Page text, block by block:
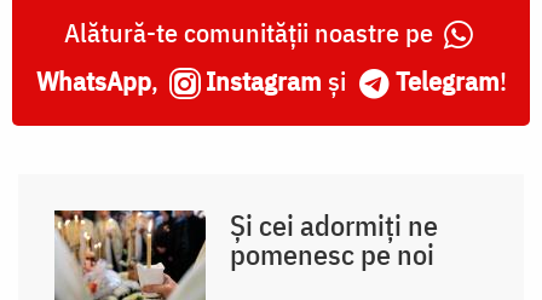
Alătură-te comunității noastre pe
WhatsApp, Instagram și Telegram!
Și cei adormiți ne
pomenesc pe noi